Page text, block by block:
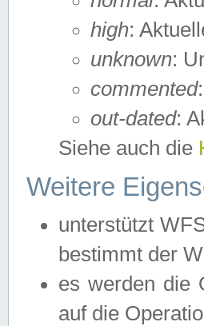
high:
unknown:
commented
out-dated:
Siehe auch die
Weitere
unterstützt
bestimmt der
es werden die
auf die